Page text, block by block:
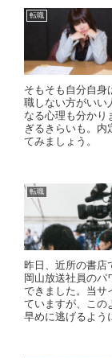
転職
そもそも自分自身
職しない方がいい
なる心理も分かり
ぎるきらいも。内
てみましょう。
転職
昨日、近所の書店
岡山放送社員のパ
できました。当サ
ていますが、この
早めに逃げるよう